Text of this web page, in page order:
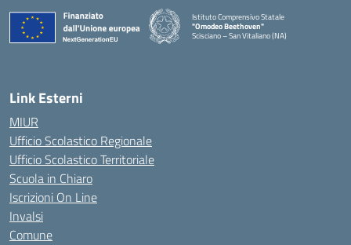
Istituto Comprensivo Statale
"Omodeo Beethoven"
Scisciano – San Vitaliano (NA)
Link Esterni
MIUR
Ufficio Scolastico Regionale
Ufficio Scolastico Territoriale
Scuola in Chiaro
Iscrizioni On Line
Invalsi
Comune